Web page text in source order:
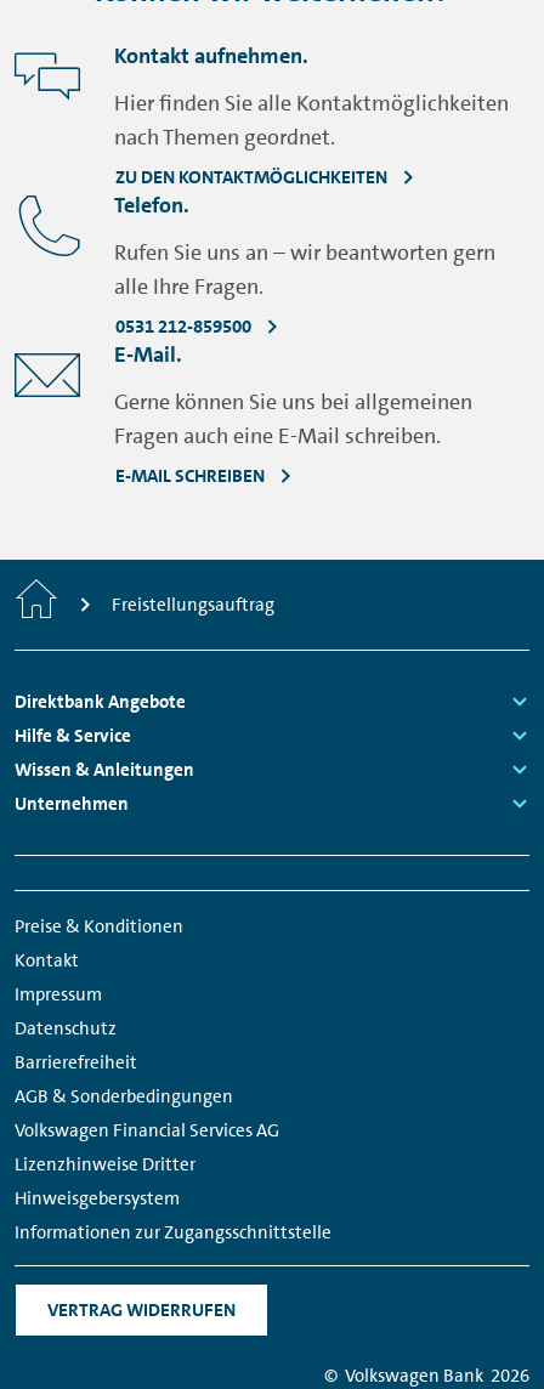
Kontakt aufnehmen.
Hier finden Sie alle Kontaktmöglichkeiten
nach Themen geordnet.
ZU DEN KONTAKTMÖGLICHKEITEN
Telefon.
Rufen Sie uns an – wir beantworten gern
alle Ihre Fragen.
0531 212-859500
E-Mail.
Gerne können Sie uns bei allgemeinen
Fragen auch eine E-Mail schreiben.
E-MAIL SCHREIBEN
Home Freistellungsauftrag
Footer
Navigation
Direktbank Angebote
Links:
Hilfe & Service
Links:
Wissen & Anleitungen
Links:
Unternehmen
Navigation
Preise & Konditionen
Kontakt
Impressum
Datenschutz
Barrierefreiheit
AGB & Sonderbedingungen
Volkswagen Financial Services AG
Lizenzhinweise Dritter
Hinweisgebersystem
Informationen zur Zugangsschnittstelle
VERTRAG WIDERRUFEN
Media
Links
© Volkswagen Bank 2026